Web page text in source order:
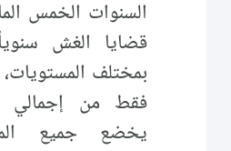
السنوات الخمس
فقط من إجمالي
يخضع جميع